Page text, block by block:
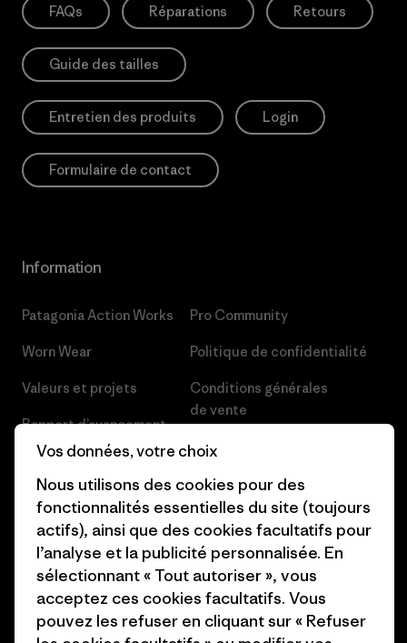
FAQs Réparations Retours
Guide des tailles
Entretien des produits Login
Formulaire de contact
Information
Patagonia Action Works
Worn Wear
Valeurs et projets
Rapport d’avancement
Business Unusual
Objectifs climatiques
1% For The Planet
Comment nous finançons
Cartes cadeaux
Pro Community
Politique de confidentialité
Conditions générales
de vente
Préférences de cookie
Carrières
Presse et media
Industry program
Programme d’affiliation
Patagonia Suisse Plan du site
Vos données, votre choix
Nous utilisons des cookies pour des
fonctionnalités essentielles du site (toujours
actifs), ainsi que des cookies facultatifs pour
l’analyse et la publicité personnalisée. En
sélectionnant « Tout autoriser », vous
acceptez ces cookies facultatifs. Vous
pouvez les refuser en cliquant sur « Refuser